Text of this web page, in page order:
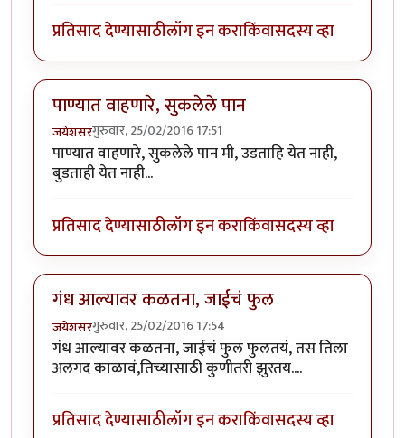
प्रतिसाद देण्यासाठीलॉग इन कराकिंवासदस्य व्हा
पाण्यात वाहणारे, सुकलेले पान
जयेशसरगुरुवार, 25/02/2016 17:51
पाण्यात वाहणारे, सुकलेले पान मी, उडताहि येत नाही,
बुडताही येत नाही...
प्रतिसाद देण्यासाठीलॉग इन कराकिंवासदस्य व्हा
गंध आल्यावर कळतना, जाईचं फुल
जयेशसरगुरुवार, 25/02/2016 17:54
गंध आल्यावर कळतना, जाईचं फुल फुलतयं, तस तिला
अलगद काळावं,तिच्यासाठी कुणीतरी झुरतय....
प्रतिसाद देण्यासाठीलॉग इन कराकिंवासदस्य व्हा